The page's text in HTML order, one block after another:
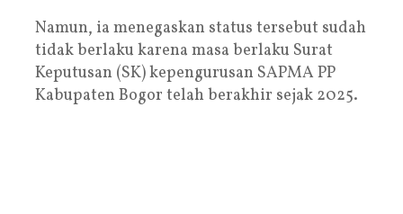
Namun, ia menegaskan status tersebut sudah
tidak berlaku karena masa berlaku Surat
Keputusan (SK) kepengurusan SAPMA PP
Kabupaten Bogor telah berakhir sejak 2025.